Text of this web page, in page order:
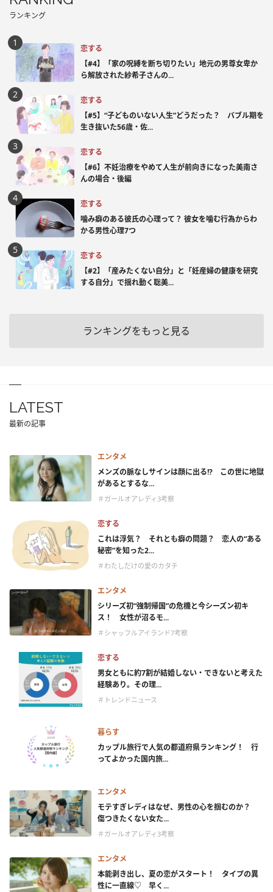
ランキング
恋する
【#4】「家の呪縛を断ち切りたい」地元の男尊女卑か
ら解放された紗希子さんの...
恋する
【#5】“子どものいない人生”どうだった？ バブル期を
生き抜いた56歳・佐...
恋する
【#6】不妊治療をやめて人生が前向きになった美南さ
んの場合・後編
恋する
噛み癖のある彼氏の心理って？ 彼女を噛む行為からわ
かる男性心理7つ
恋する
【#2】「産みたくない自分」と「妊産婦の健康を研究
する自分」で揺れ動く聡美...
ランキングをもっと見る
LATEST
最新の記事
エンタメ
メンズの脈なしサインは顔に出る!? この世に地獄
があるとするな...
＃ガールオアレディ3考察
恋する
これは浮気？ それとも癖の問題？ 恋人の“ある
秘密”を知った2...
＃わたしだけの愛のカタチ
エンタメ
シリーズ初“強制帰国”の危機と今シーズン初キ
ス！ 女性が沼るモ...
＃シャッフルアイランド7考察
恋する
男女ともに約7割が結婚しない・できないと考えた
経験あり。その理...
＃トレンドニュース
暮らす
カップル旅行で人気の都道府県ランキング！ 行
ってよかった国内旅...
エンタメ
モテすぎレディはなぜ、男性の心を掴むのか？
傷つきたくない女た...
＃ガールオアレディ3考察
エンタメ
本能剥き出し、夏の恋がスタート！ タイプの異
性に一直線♡ 早く...